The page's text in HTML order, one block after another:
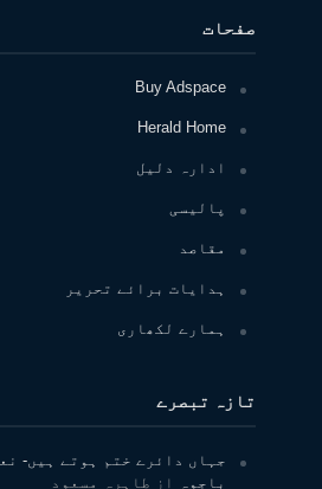
صفحات
Buy Adspace
Herald Home
ادارہ دلیل
پالیسی
مقاصد
ہدایات برائے تحریر
ہمارے لکھاری
تازہ تبصرے
جہاں دائرے ختم ہوتے ہیں-
باجوہ
از طاہرہ مسعود